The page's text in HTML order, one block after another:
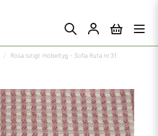
Rosa rutigt möbeltyg - Sofia Ruta nr.31